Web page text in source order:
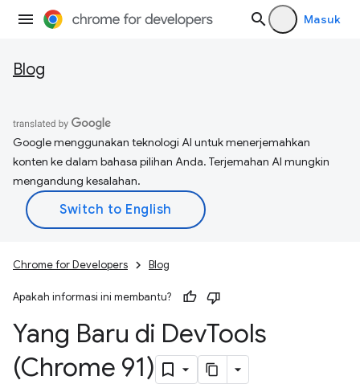
Masuk
Blog
Google menggunakan teknologi AI untuk menerjemahkan
konten ke dalam bahasa pilihan Anda. Terjemahan AI mungkin
mengandung kesalahan.
Chrome for Developers Blog
Apakah informasi ini membantu?
Yang Baru di DevTools
(Chrome 91)